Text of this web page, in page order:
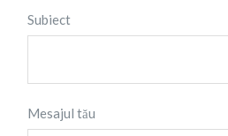
Subiect
Mesajul tău